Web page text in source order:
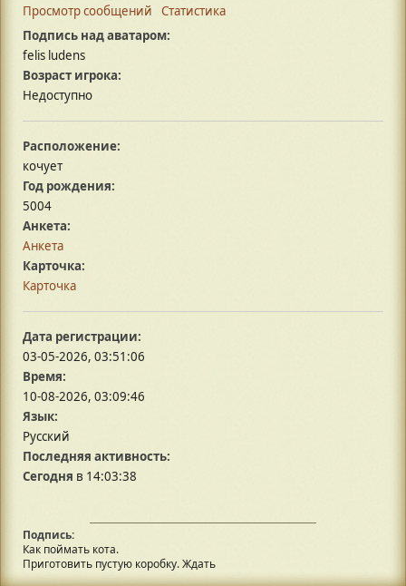
Просмотр сообщений
Статистика
Подпись над аватаром:
felis ludens
Возраст игрока:
Недоступно
Расположение:
кочует
Год рождения:
5004
Анкета:
Анкета
Карточка:
Карточка
Дата регистрации:
03-05-2026, 03:51:06
Время:
10-08-2026, 03:09:46
Язык:
Русский
Последняя активность:
Сегодня в 14:03:38
Подпись:
Как поймать кота.
Приготовить пустую коробку. Ждать